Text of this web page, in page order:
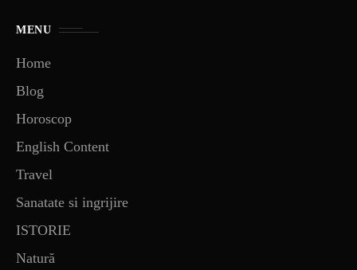
MENU
Home
Blog
Horoscop
English Content
Travel
Sanatate si ingrijire
ISTORIE
Natură